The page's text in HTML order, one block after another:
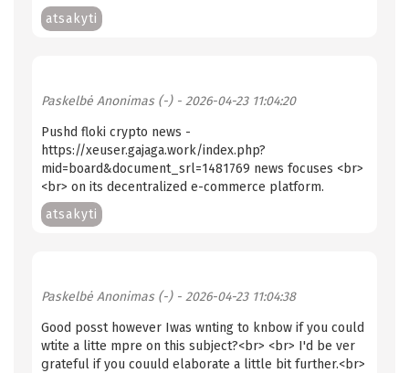
atsakyti
Paskelbė Anonimas (-)- 2026-04-23 11:04:20
Pushd floki crypto news -
https://xeuser.gajaga.work/index.php?
mid=board&document_srl=1481769 news focuses <br>
<br> on its decentralized e-commerce platform.
atsakyti
Paskelbė Anonimas (-)- 2026-04-23 11:04:38
Good posѕt however Iwas wnting to knbow if you could
wtіte a litte mpre on this subject?<br> <br> I'd be ver
ցrateful if you couuld elaborate a little bit further.<br>